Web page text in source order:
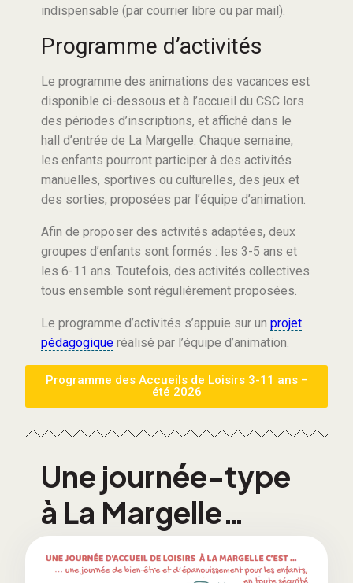
indispensable (par courrier libre ou par mail).
Programme d’activités
Le programme des animations des vacances est
disponible ci-dessous et à l’accueil du CSC lors
des périodes d’inscriptions, et affiché dans le
hall d’entrée de La Margelle. Chaque semaine,
les enfants pourront participer à des activités
manuelles, sportives ou culturelles, des jeux et
des sorties, proposées par l’équipe d’animation.
Afin de proposer des activités adaptées, deux
groupes d’enfants sont formés : les 3-5 ans et
les 6-11 ans. Toutefois, des activités collectives
tous ensemble sont régulièrement proposées.
Le programme d’activités s’appuie sur un projet
pédagogique réalisé par l’équipe d’animation.
Programme des Accueils de Loisirs 3-11 ans –
été 2026
Une journée-type
à La Margelle…